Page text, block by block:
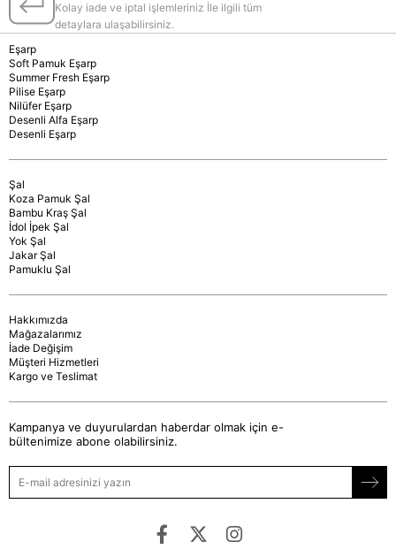
Kolay iade ve iptal işlemleriniz İle ilgili tüm
detaylara ulaşabilirsiniz.
Eşarp
Soft Pamuk Eşarp
Summer Fresh Eşarp
Pilise Eşarp
Nilüfer Eşarp
Desenli Alfa Eşarp
Desenli Eşarp
Şal
Koza Pamuk Şal
Bambu Kraş Şal
İdol İpek Şal
Yok Şal
Jakar Şal
Pamuklu Şal
Hakkımızda
Mağazalarımız
İade Değişim
Müşteri Hizmetleri
Kargo ve Teslimat
Kampanya ve duyurulardan haberdar olmak için e-
bültenimize abone olabilirsiniz.